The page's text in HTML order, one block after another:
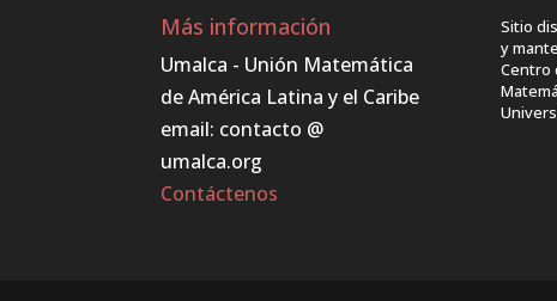
Más información
Umalca - Unión Matemática
de América Latina y el Caribe
email: contacto @
umalca.org
Contáctenos
Sitio
y
Centro